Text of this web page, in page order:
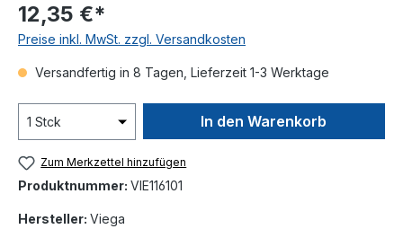
12,35 €*
Preise inkl. MwSt. zzgl. Versandkosten
Versandfertig in 8 Tagen, Lieferzeit 1-3 Werktage
In den Warenkorb
Zum Merkzettel hinzufügen
Produktnummer: VIE116101
Hersteller: Viega